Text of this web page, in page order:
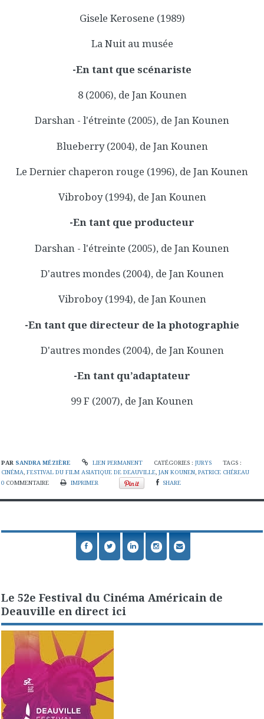
Gisele Kerosene (1989)
La Nuit au musée
-En tant que scénariste
8 (2006), de Jan Kounen
Darshan - l'étreinte (2005), de Jan Kounen
Blueberry (2004), de Jan Kounen
Le Dernier chaperon rouge (1996), de Jan Kounen
Vibroboy (1994), de Jan Kounen
-En tant que producteur
Darshan - l'étreinte (2005), de Jan Kounen
D'autres mondes (2004), de Jan Kounen
Vibroboy (1994), de Jan Kounen
-En tant que directeur de la photographie
D'autres mondes (2004), de Jan Kounen
-En tant qu’adaptateur
99 F (2007), de Jan Kounen
PAR SANDRA MÉZIÈRE LIEN PERMANENT CATÉGORIES :JURYS
TAGS :
CINÉMA, FESTIVAL DU FILM ASIATIQUE DE DEAUVILLE, JAN KOUNEN, PATRICE CHÉREAU
0 COMMENTAIRE IMPRIMER SHARE
Le 52e Festival du Cinéma Américain de
Deauville en direct ici